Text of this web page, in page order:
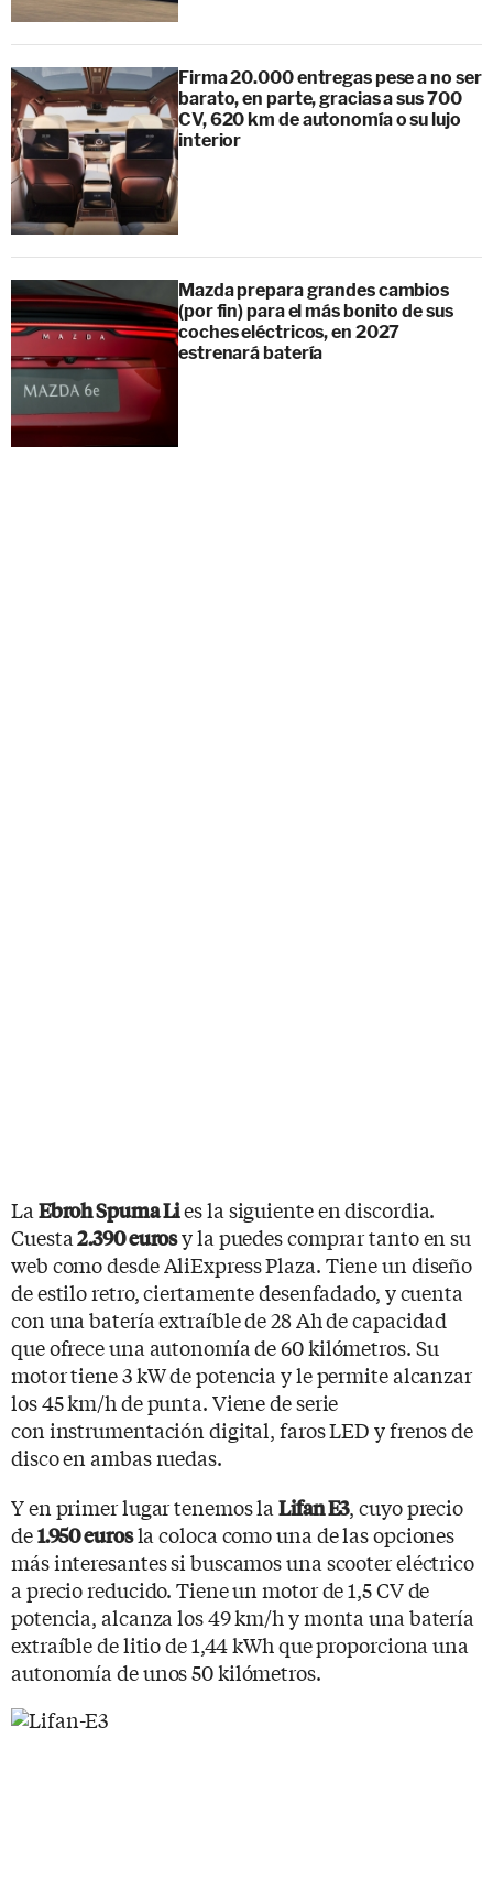
Firma 20.000 entregas pese a no ser
barato, en parte, gracias a sus 700
CV, 620 km de autonomía o su lujo
interior
Mazda prepara grandes cambios
(por fin) para el más bonito de sus
coches eléctricos, en 2027
estrenará batería
La Ebroh Spuma Lies la siguiente en discordia.
Cuesta2.390 eurosy la puedes comprar tanto en su
web como desde AliExpress Plaza. Tiene un diseño
de estilo retro, ciertamente desenfadado, y cuenta
con una batería extraíble de 28 Ah de capacidad
que ofrece una autonomía de 60 kilómetros. Su
motor tiene 3 kW de potencia y le permite alcanzar
los 45 km/h de punta. Viene de serie
con instrumentación digital, faros LED y frenos de
disco en ambas ruedas.
Y en primer lugar tenemos laLifan E3, cuyo precio
de1.950 eurosla coloca como una de las opciones
más interesantes si buscamos una scooter eléctrico
a precio reducido. Tiene un motor de 1,5 CV de
potencia, alcanza los 49 km/h y monta una batería
extraíble de litio de 1,44 kWh que proporciona una
autonomía de unos 50 kilómetros.